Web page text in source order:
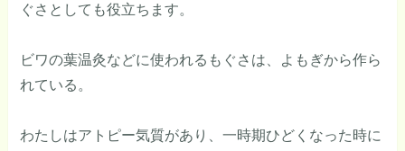
ぐさとしても役立ちます。
ビワの葉温灸などに使われるもぐさは、よもぎから作ら
れている。
わたしはアトピー気質があり、一時期ひどくなった時に